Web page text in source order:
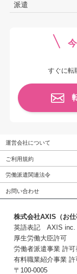
派遣
すぐに転
運営会社について
ご利用規約
労働派遣関連法令
お問い合わせ
株式会社AXIS（お仕
英語表記 AXIS inc.
厚生労働大臣許可
労働者派遣事業 許
有料職業紹介事業
〒100-0005